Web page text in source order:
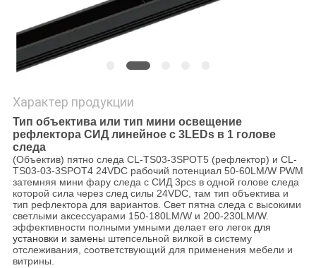
Характер продукции
Тип объектива или тип мини освещение
рефлектора СИД линейное с 3LEDs в 1 голове
следа
(Объектив) пятно следа CL-TS03-3SPOT5 (рефлектор) и CL-
TS03-03-3SPOT4 24VDC рабочий потенциал 50-60LM/W PWM
затемняя мини фару следа с СИД 3pcs в одной голове следа
которой сила через след силы 24VDC, там тип объектива и
тип рефлектора для вариантов. Свет пятна следа с высокими
светлыми аксессуарами 150-180LM/W и 200-230LM/W.
эффективности полными умными делает его легок для
установки и замены штепсельной вилкой в систему
отслеживания, соответствующий для применения мебели и
витрины.